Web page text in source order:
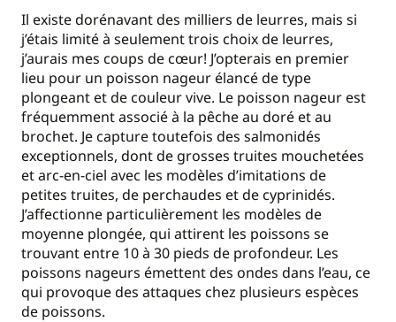
Il existe dorénavant des milliers de leurres, mais si
j’étais limité à seulement trois choix de leurres,
j’aurais mes coups de cœur! J’opterais en premier
lieu pour un poisson nageur élancé de type
plongeant et de couleur vive. Le poisson nageur est
fréquemment associé à la pêche au doré et au
brochet. Je capture toutefois des salmonidés
exceptionnels, dont de grosses truites mouchetées
et arc-en-ciel avec les modèles d’imitations de
petites truites, de perchaudes et de cyprinidés.
J’affectionne particulièrement les modèles de
moyenne plongée, qui attirent les poissons se
trouvant entre 10 à 30 pieds de profondeur. Les
poissons nageurs émettent des ondes dans l’eau, ce
qui provoque des attaques chez plusieurs espèces
de poissons.